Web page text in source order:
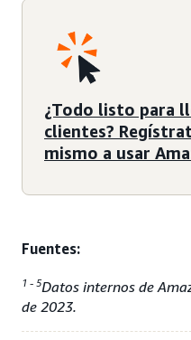
¿Todo listo para
clientes?
mismo a usar
Fuentes:
1 - 5Datos internos de
de 2023.